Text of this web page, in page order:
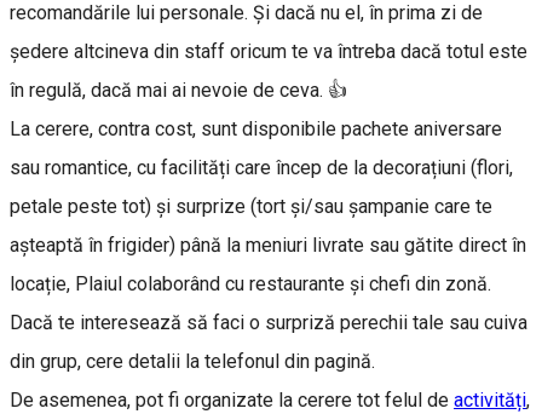
recomandările lui personale. Și dacă nu el, în prima zi de
ședere altcineva din staff oricum te va întreba dacă totul este
în regulă, dacă mai ai nevoie de ceva. 👍
La cerere, contra cost, sunt disponibile pachete aniversare
sau romantice, cu facilități care încep de la decorațiuni (flori,
petale peste tot) și surprize (tort și/sau șampanie care te
așteaptă în frigider) până la meniuri livrate sau gătite direct în
locație, Plaiul colaborând cu restaurante și chefi din zonă.
Dacă te interesează să faci o surpriză perechii tale sau cuiva
din grup, cere detalii la telefonul din pagină.
De asemenea, pot fi organizate la cerere tot felul de activități,